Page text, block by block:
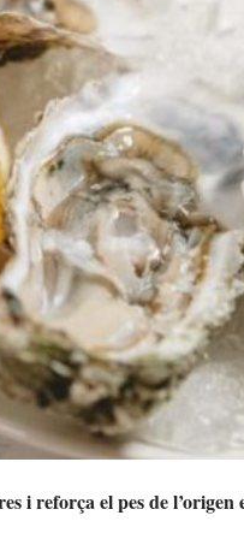
i reforça el pes de l’origen